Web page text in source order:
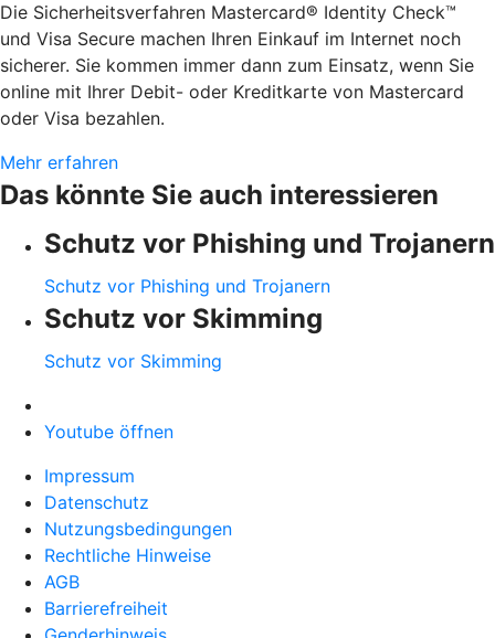
Die Sicherheitsverfahren Mastercard® Identity Check™
und Visa Secure machen Ihren Einkauf im Internet noch
sicherer. Sie kommen immer dann zum Einsatz, wenn Sie
online mit Ihrer Debit- oder Kreditkarte von Mastercard
oder Visa bezahlen.
Mehr erfahren
Das könnte Sie auch interessieren
Schutz vor Phishing und Trojanern
Schutz vor Phishing und Trojanern
Schutz vor Skimming
Schutz vor Skimming
Youtube öffnen
Impressum
Datenschutz
Nutzungsbedingungen
Rechtliche Hinweise
AGB
Barrierefreiheit